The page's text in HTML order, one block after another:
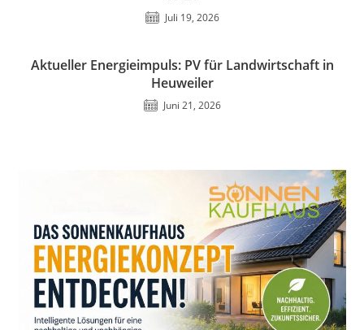
Juli 19, 2026
Aktueller Energieimpuls: PV für Landwirtschaft in
Heuweiler
Juni 21, 2026